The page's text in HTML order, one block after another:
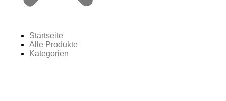
Startseite
Alle Produkte
Kategorien